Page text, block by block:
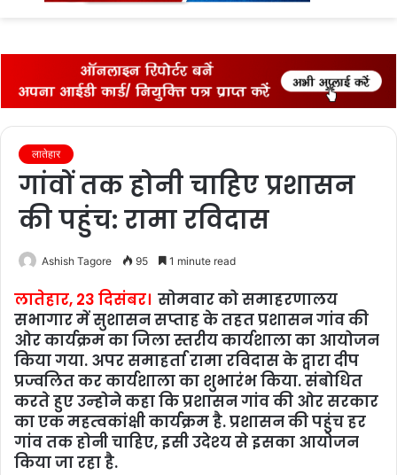
लातेहार
गांवों तक होनी चाहिए प्रशासन
की पहुंच: रामा रविदास
Ashish Tagore 95 1 minute read
लातेहार, 23 दिसंबर। सोमवार को समाहरणालय
सभागार में सुशासन सप्ताह के तहत प्रशासन गांव की
ओर कार्यक्रम का जिला स्तरीय कार्यशाला का आयोजन
किया गया. अपर समाहर्ता रामा रविदास के द्वारा दीप
प्रज्वलित कर कार्यशाला का शुभारंभ किया. संबोधित
करते हुए उन्‍होने कहा कि प्रशासन गांव की ओर सरकार
का एक महत्‍वकांक्षी कार्यक्रम है. प्रशासन की पहुंच हर
गांव तक होनी चाहिए, इसी उदेश्‍य से इसका आयोजन
किया जा रहा है.